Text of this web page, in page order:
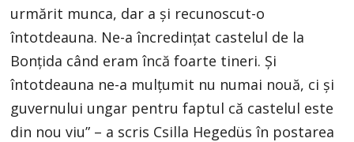
urmărit munca, dar a şi recunoscut-o
întotdeauna. Ne-a încredinţat castelul de la
Bonţida când eram încă foarte tineri. Şi
întotdeauna ne-a mulţumit nu numai nouă, ci şi
guvernului ungar pentru faptul că castelul este
din nou viu” – a scris Csilla Hegedüs în postarea